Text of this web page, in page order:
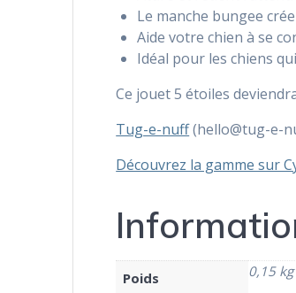
Le manche bungee
Aide votre chien à se
Idéal pour les chiens
Ce jouet 5 étoiles
Tug-e-nuff(hello@tug-e-
Découvrez la gamme sur
Poids 0,15 kg